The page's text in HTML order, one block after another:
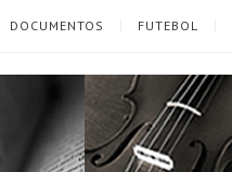
DOCUMENTOS FUTEBOL